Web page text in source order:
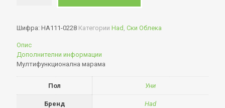
Шифра: HA111-0228 Категории Had , Ски Облека
Опис
Дополнителни информации
Мултифункционална марама
Пол Уни
Бренд Had